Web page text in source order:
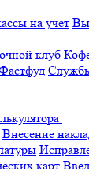
на учет
клуб
Внесение
карт